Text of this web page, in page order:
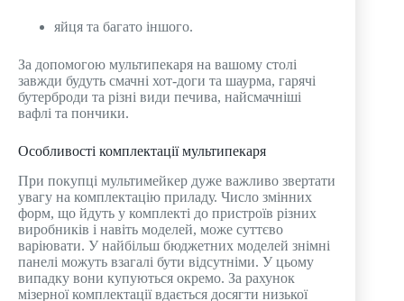
яйця та багато іншого.
За допомогою мультипекаря на вашому столі
завжди будуть смачні хот-доги та шаурма, гарячі
бутерброди та різні види печива, найсмачніші
вафлі та пончики.
Особливості комплектації мультипекаря
При покупці мультимейкер дуже важливо звертати
увагу на комплектацію приладу. Число змінних
форм, що йдуть у комплекті до пристроїв різних
виробників і навіть моделей, може суттєво
варіювати. У найбільш бюджетних моделей знімні
панелі можуть взагалі бути відсутніми. У цьому
випадку вони купуються окремо. За рахунок
мізерної комплектації вдається досягти низької